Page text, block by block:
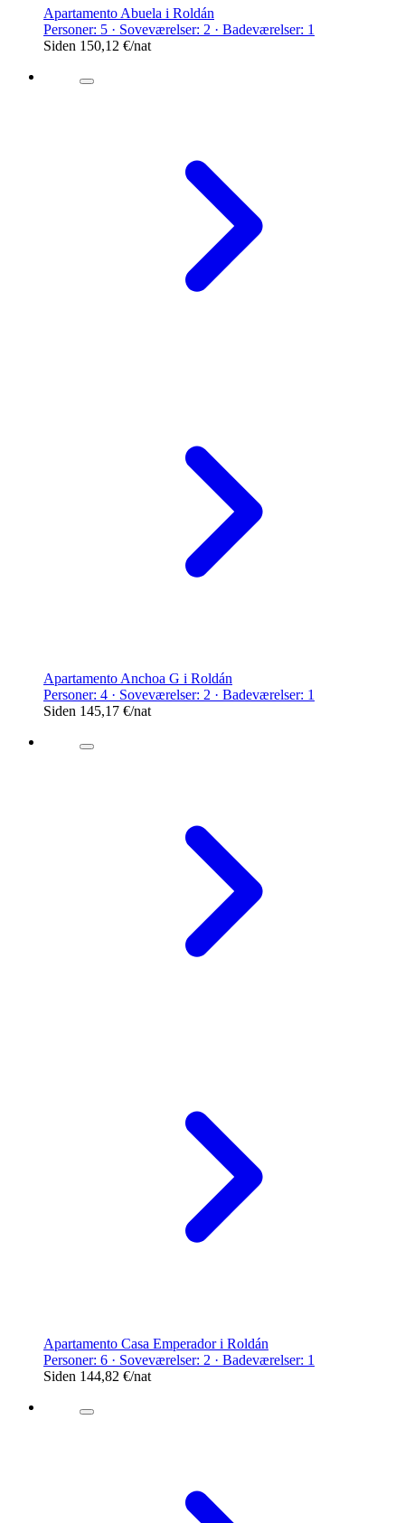
Apartamento Abuela i Roldán
Personer: 5 · Soveværelser: 2 · Badeværelser: 1
Siden 150,12 €/nat
Apartamento Anchoa G i Roldán
Personer: 4 · Soveværelser: 2 · Badeværelser: 1
Siden 145,17 €/nat
Apartamento Casa Emperador i Roldán
Personer: 6 · Soveværelser: 2 · Badeværelser: 1
Siden 144,82 €/nat